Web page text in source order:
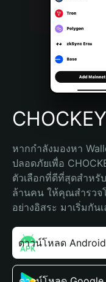
Português (Brasil)
Español (Argentina)
หากกำลังมองหา
ปลอดภัยเพื่อ
ตัวเลือกที่ดีที่สุดสำหรั
ล้านคน ให้คุณสำรวจ
อย่างอิสระ มาเริ่มกันเ
ดาวน์โหลด